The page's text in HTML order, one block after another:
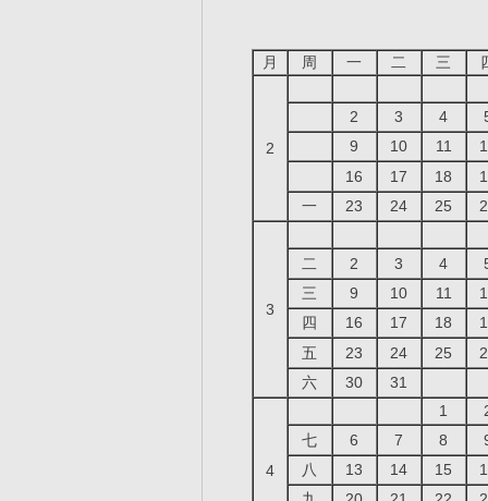
月 周 一 二 三
2
2 3 4
9
10 11
16
17 18
一
23 24 25
3
二 2 3 4
三
9 10 11
四
16 17 18
五
23 24 25
六
30 31
4
1
七
6 7 8
八
13 14 15